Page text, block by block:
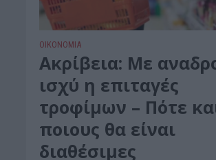
ΟΙΚΟΝΟΜΙΑ
Ακρίβεια: Με
ισχύ η επιταγές
τροφίμων – Πότε
ποιους θα είναι
διαθέσιμες